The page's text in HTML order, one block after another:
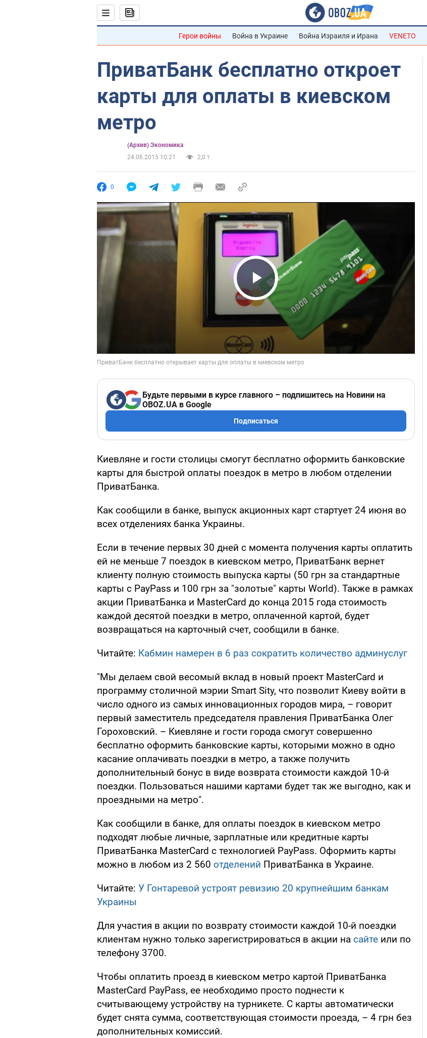
Герои войны Война в Украине Война Израиля и Ирана VENETO
ПриватБанк бесплатно откроет
карты для оплаты в киевском
метро
(Архив) Экономика
24.06.2015 10:21
2,0 т.
0
Play Video
Будьте первыми в курсе главного – подпишитесь на Новини на
OBOZ.UA в Google
Подписаться
Киевляне и гости столицы смогут бесплатно оформить банковские
карты для быстрой оплаты поездок в метро в любом отделении
ПриватБанка.
Как сообщили в банке, выпуск акционных карт стартует 24 июня во
всех отделениях банка Украины.
Если в течение первых 30 дней с момента получения карты оплатить
ей не меньше 7 поездок в киевском метро, ПриватБанк вернет
клиенту полную стоимость выпуска карты (50 грн за стандартные
карты с PayPass и 100 грн за "золотые" карты World). Также в рамках
акции ПриватБанка и MasterCard до конца 2015 года стоимость
каждой десятой поездки в метро, оплаченной картой, будет
возвращаться на карточный счет, сообщили в банке.
Читайте: Кабмин намерен в 6 раз сократить количество админуслуг
"Мы делаем свой весомый вклад в новый проект MasterCard и
программу столичной мэрии Smart Sity, что позволит Киеву войти в
число одного из самых инновационных городов мира, – говорит
первый заместитель председателя правления ПриватБанка Олег
Гороховский. – Киевляне и гости города смогут совершенно
бесплатно оформить банковские карты, которыми можно в одно
касание оплачивать поездки в метро, а также получить
дополнительный бонус в виде возврата стоимости каждой 10-й
поездки. Пользоваться нашими картами будет так же выгодно, как и
проездными на метро".
Как сообщили в банке, для оплаты поездок в киевском метро
подходят любые личные, зарплатные или кредитные карты
ПриватБанка MasterCard с технологией PayPass. Оформить карты
можно в любом из 2 560 отделений ПриватБанка в Украине.
Читайте: У Гонтаревой устроят ревизию 20 крупнейшим банкам
Украины
Для участия в акции по возврату стоимости каждой 10-й поездки
клиентам нужно только зарегистрироваться в акции на сайте или по
телефону 3700.
Чтобы оплатить проезд в киевском метро картой ПриватБанка
MasterCard PayPass, ее необходимо просто поднести к
считывающему устройству на турникете. С карты автоматически
будет снята сумма, соответствующая стоимости проезда, – 4 грн без
дополнительных комиссий.